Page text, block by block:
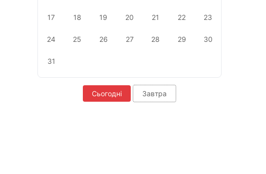
17 18 19 20 21 22 23
24 25 26 27 28 29 30
31
Сьогодні Завтра